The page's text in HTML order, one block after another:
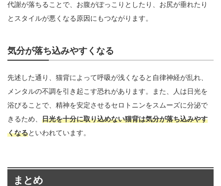
代謝が落ちることで、お腹がぽっこりとしたり、お尻が垂れたり
とスタイルが悪くなる原因にもつながります。
気分が落ち込みやすくなる
先述した通り、猫背によって呼吸が浅くなると自律神経が乱れ、
メンタルの不調を引き起こす恐れがあります。また、人は日光を
浴びることで、精神を安定させるセロトニンをスムーズに分泌で
きるため、 日光を十分に取り込めない猫背は気分が落ち込みやす
くなるといわれています。
まとめ